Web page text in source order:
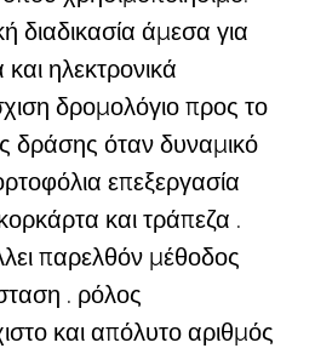
διαδικασία άμεσα για
ηλεκτρονικά
δρομολόγιο προς το
δράσης όταν δυναμικό
επεξεργασία
και τράπεζα .
παρελθόν μέθοδος
. ρόλος
και απόλυτο αριθμός